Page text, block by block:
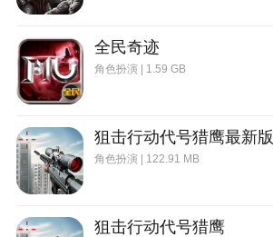
全民奇迹
角色扮演 | 1.59 GB
狙击行动代号猎鹰最新版
角色扮演 | 122.91 MB
狙击行动代号猎鹰